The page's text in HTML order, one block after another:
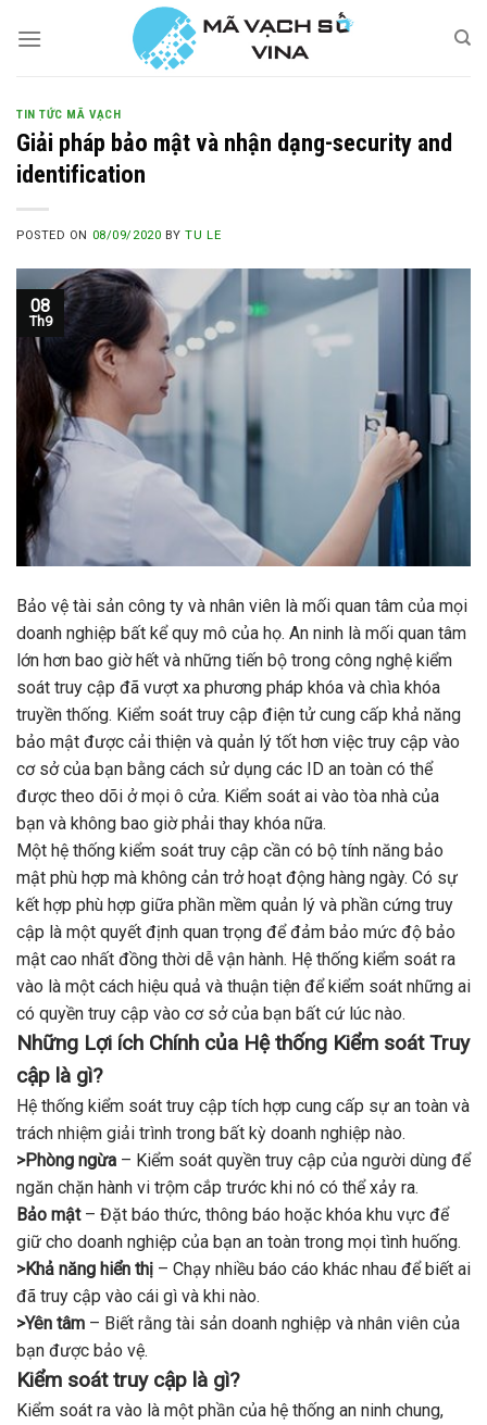
TIN TỨC MÃ VẠCH
Giải pháp bảo mật và nhận dạng-security and
identification
POSTED ON 08/09/2020 BYTU LE
08
Th9
Bảo vệ tài sản công ty và nhân viên là mối quan tâm của mọi
doanh nghiệp bất kể quy mô của họ. An ninh là mối quan tâm
lớn hơn bao giờ hết và những tiến bộ trong công nghệ kiểm
soát truy cập đã vượt xa phương pháp khóa và chìa khóa
truyền thống. Kiểm soát truy cập điện tử cung cấp khả năng
bảo mật được cải thiện và quản lý tốt hơn việc truy cập vào
cơ sở của bạn bằng cách sử dụng các ID an toàn có thể
được theo dõi ở mọi ô cửa. Kiểm soát ai vào tòa nhà của
bạn và không bao giờ phải thay khóa nữa.
Một hệ thống kiểm soát truy cập cần có bộ tính năng bảo
mật phù hợp mà không cản trở hoạt động hàng ngày. Có sự
kết hợp phù hợp giữa phần mềm quản lý và phần cứng truy
cập là một quyết định quan trọng để đảm bảo mức độ bảo
mật cao nhất đồng thời dễ vận hành. Hệ thống kiểm soát ra
vào là một cách hiệu quả và thuận tiện để kiểm soát những ai
có quyền truy cập vào cơ sở của bạn bất cứ lúc nào.
Những Lợi ích Chính của Hệ thống Kiểm soát Truy
cập là gì?
Hệ thống kiểm soát truy cập tích hợp cung cấp sự an toàn và
trách nhiệm giải trình trong bất kỳ doanh nghiệp nào.
>Phòng ngừa – Kiểm soát quyền truy cập của người dùng để
ngăn chặn hành vi trộm cắp trước khi nó có thể xảy ra.
Bảo mật– Đặt báo thức, thông báo hoặc khóa khu vực để
giữ cho doanh nghiệp của bạn an toàn trong mọi tình huống.
>Khả năng hiển thị – Chạy nhiều báo cáo khác nhau để biết ai
đã truy cập vào cái gì và khi nào.
>Yên tâm – Biết rằng tài sản doanh nghiệp và nhân viên của
bạn được bảo vệ.
Kiểm soát truy cập là gì?
Kiểm soát ra vào là một phần của hệ thống an ninh chung,